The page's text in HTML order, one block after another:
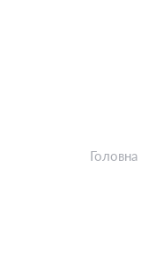
Головна